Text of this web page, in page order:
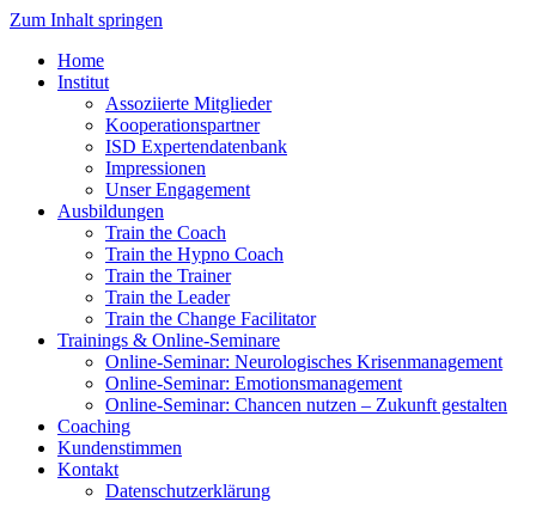
Zum Inhalt springen
Home
Institut
Assoziierte Mitglieder
Kooperationspartner
ISD Expertendatenbank
Impressionen
Unser Engagement
Ausbildungen
Train the Coach
Train the Hypno Coach
Train the Trainer
Train the Leader
Train the Change Facilitator
Trainings & Online-Seminare
Online-Seminar: Neurologisches Krisenmanagement
Online-Seminar: Emotionsmanagement
Online-Seminar: Chancen nutzen – Zukunft gestalten
Coaching
Kundenstimmen
Kontakt
Datenschutzerklärung